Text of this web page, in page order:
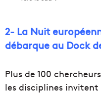
2- La Nuit
débarque au Dock
Plus de 100
les disciplines